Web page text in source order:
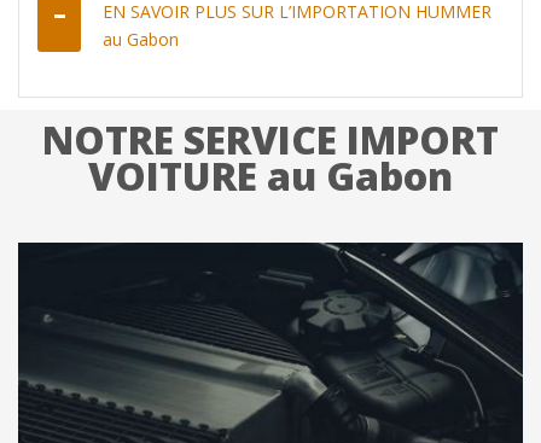
EN SAVOIR PLUS SUR L’IMPORTATION HUMMER
au Gabon
NOTRE SERVICE IMPORT
VOITURE au Gabon